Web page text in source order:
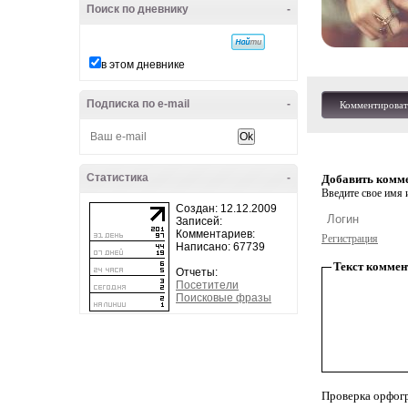
-
Поиск по дневнику
в этом дневнике
-
Подписка по e-mail
-
Статистика
Создан: 12.12.2009
Записей:
Комментариев:
Написано: 67739
Отчеты:
Посетители
Поисковые фразы
Добавить
Введите свое имя
Регистрация
Текст
Проверка